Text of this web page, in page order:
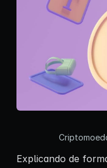
Explicando de